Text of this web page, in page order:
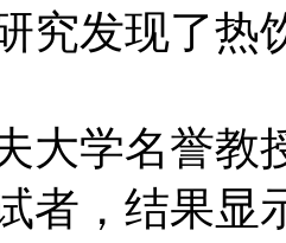
究发现了热
大学名誉教
者，结果显